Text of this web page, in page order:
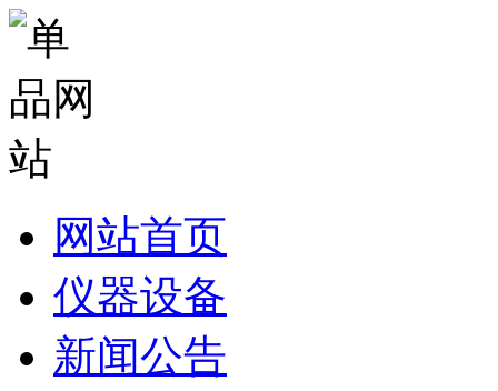
网站首页
仪器设备
新闻公告